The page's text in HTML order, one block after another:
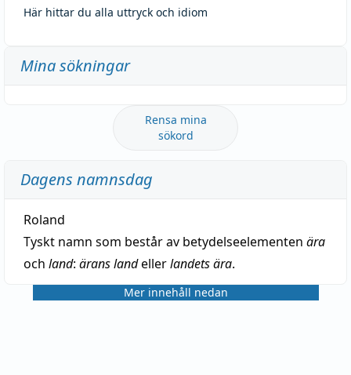
Här hittar du alla uttryck och idiom
Mina sökningar
Rensa mina
sökord
Dagens namnsdag
Roland
Tyskt namn som består av betydelseelementen ära
och land: ärans landellerlandets ära.
Mer innehåll nedan